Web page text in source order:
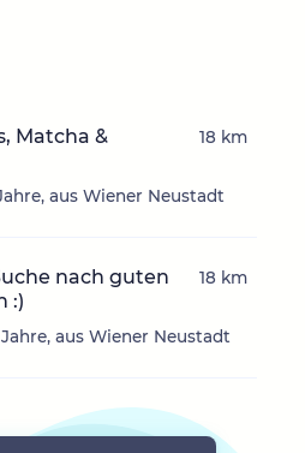
Matcha &
aus Wiener Neustadt
18 km
nach guten
:)
aus Wiener Neustadt
18 km